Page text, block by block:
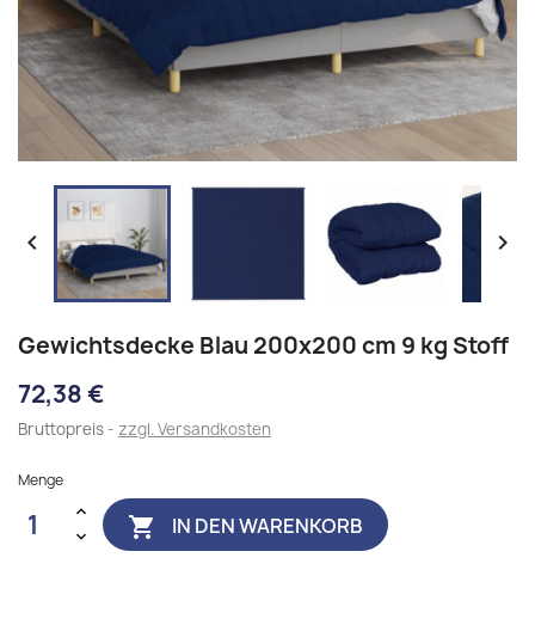
 
Gewichtsdecke Blau 200x200 cm 9 kg Stoff
72,38 €
Bruttopreis zzgl. Versandkosten
Menge
 IN DEN WARENKORB